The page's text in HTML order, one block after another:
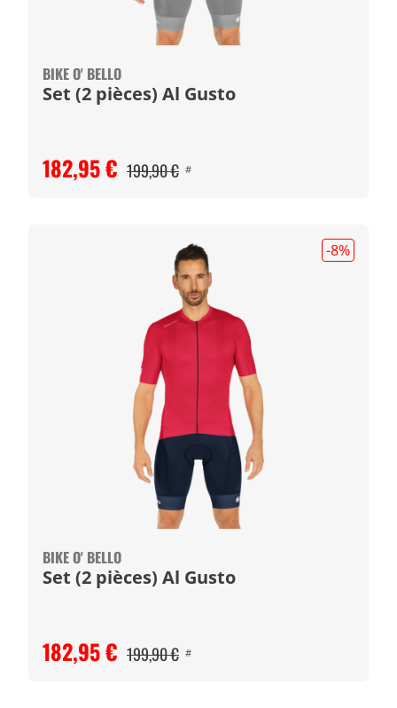
BIKE O' BELLO
Set (2 pièces) Al Gusto
182,95 € 199,90 € #
-8%
BIKE O' BELLO
Set (2 pièces) Al Gusto
182,95 € 199,90 € #